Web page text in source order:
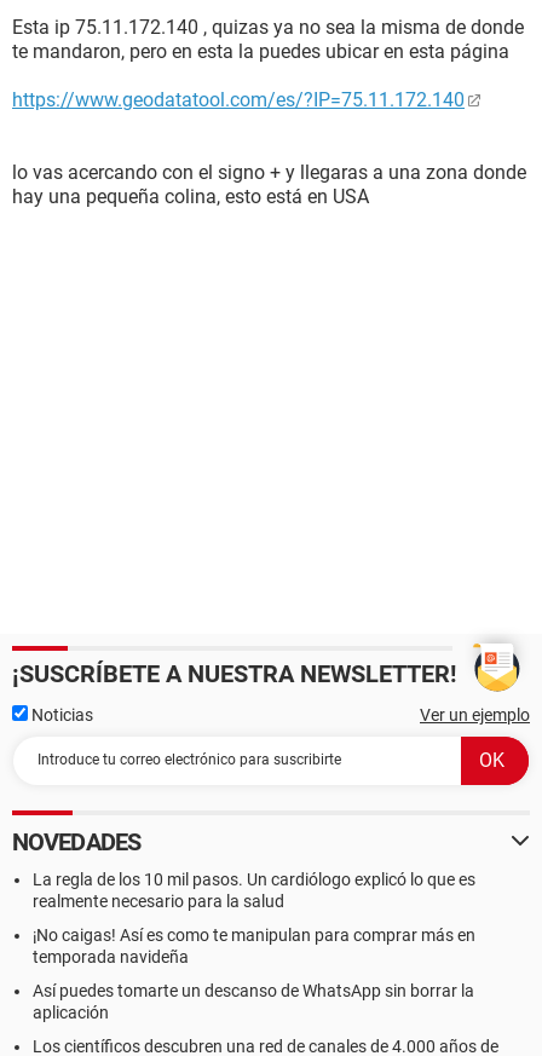
Esta ip 75.11.172.140 , quizas ya no sea la misma de donde
te mandaron, pero en esta la puedes ubicar en esta página
https://www.geodatatool.com/es/?IP=75.11.172.140
lo vas acercando con el signo + y llegaras a una zona donde
hay una pequeña colina, esto está en USA
¡SUSCRÍBETE A NUESTRA NEWSLETTER!
Noticias Ver un ejemplo
NOVEDADES
La regla de los 10 mil pasos. Un cardiólogo explicó lo que es
realmente necesario para la salud
¡No caigas! Así es como te manipulan para comprar más en
temporada navideña
Así puedes tomarte un descanso de WhatsApp sin borrar la
aplicación
Los científicos descubren una red de canales de 4.000 años de